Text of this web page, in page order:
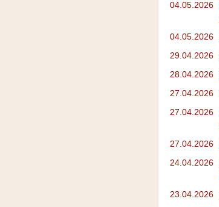
04.05.2026
04.05.2026
29.04.2026
28.04.2026
27.04.2026
27.04.2026
27.04.2026
24.04.2026
23.04.2026